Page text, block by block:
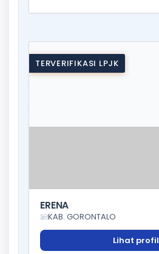
TERVERIFIKASI LPJK
ERENA
KAB. GORONTALO
Lihat profil